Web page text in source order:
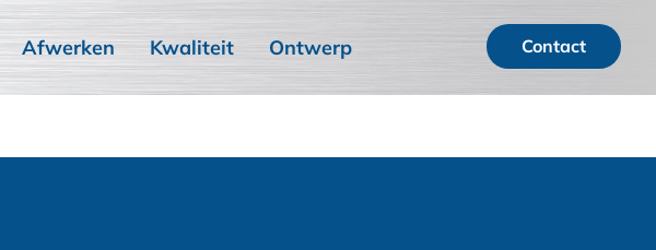
Afwerken Kwaliteit Ontwerp Contact